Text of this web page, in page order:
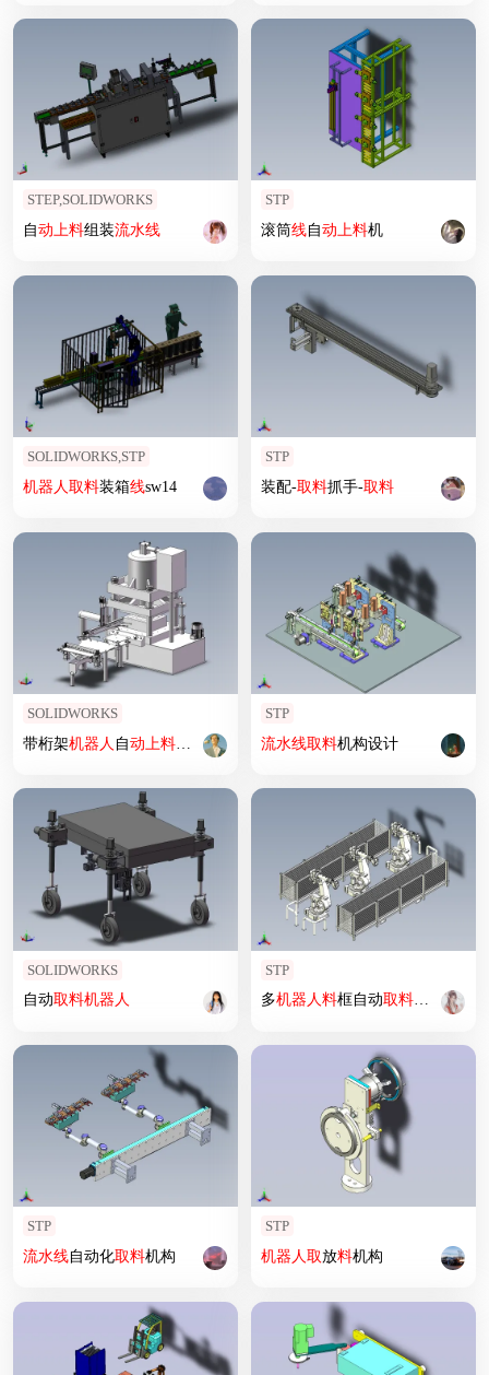
STEP,SOLIDWORKS
自动上料组装流水线
STP
滚筒线自动上料机
SOLIDWORKS,STP
机器人取料装箱线sw14
STP
装配-取料抓手-取料
SOLIDWORKS
带桁架机器人 自动上料的 冲压机
STP
流水线取料机构设计
SOLIDWORKS
自动取料机器人
STP
多机器人料框自动取料设计
STP
流水线自动化取料机构
STP
机器人取放料机构